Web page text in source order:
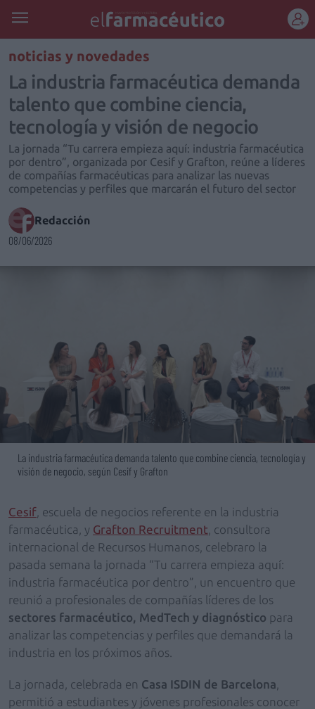
REGÍSTRATE
noticias y novedades
La industria farmacéutica demanda
talento que combine ciencia,
tecnología y visión de negocio
La jornada “Tu carrera empieza aquí: industria farmacéutica
por dentro”, organizada por Cesif y Grafton, reúne a líderes
de compañías farmacéuticas para analizar las nuevas
competencias y perfiles que marcarán el futuro del sector
Redacción
08/06/2026
La industria farmacéutica demanda talento que combine ciencia, tecnología y
visión de negocio, según Cesif y Grafton
Cesif , escuela de negocios referente en la industria
farmacéutica, y Grafton Recruitment , consultora
internacional de Recursos Humanos, celebraro la
pasada semana la jornada “Tu carrera empieza aquí:
industria farmacéutica por dentro”, un encuentro que
reunió a profesionales de compañías líderes de los
sectores farmacéutico, MedTech y diagnóstico para
analizar las competencias y perfiles que demandará la
industria en los próximos años.
La jornada, celebrada en Casa ISDIN de Barcelona
permitió a estudiantes y jóvenes profesionales conocer